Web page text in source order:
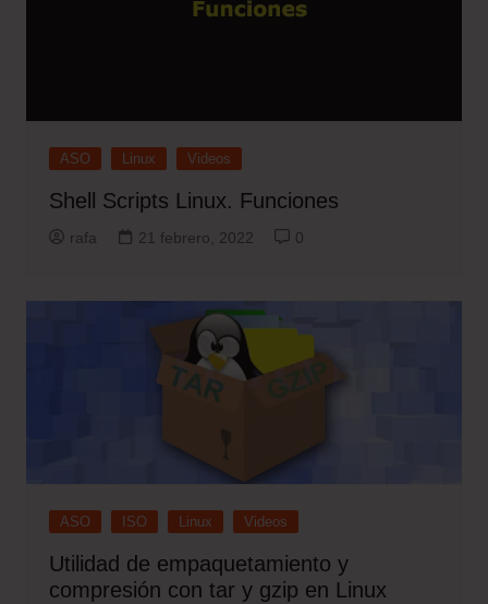
ASO Linux Videos
Shell Scripts Linux. Funciones
rafa 21 febrero, 2022 0
ASO ISO Linux Videos
Utilidad de empaquetamiento y
compresión con tar y gzip en Linux